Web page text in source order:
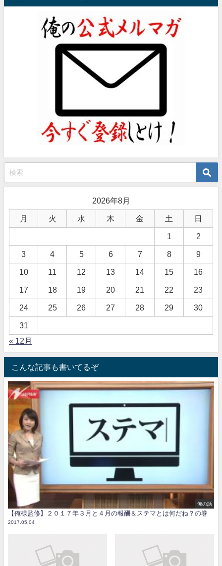
2026年8月
月 火 水 木 金 土 日
1 2
3 4 5 6 7 8 9
10 11 12 13 14 15 16
17 18 19 20 21 22 23
24 25 26 27 28 29 30
31
« 12月
こんな記事も書いてるぞ
俺の話
【俺様監修】２０１７年３月と４月の報酬＆ステマとは何だね？の巻
2017.05.04